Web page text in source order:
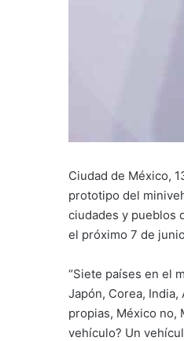
Ciudad de México,
prototipo del
ciudades y pueblos
el próximo 7 de
“Siete países en el
Japón, Corea, India,
propias, México no,
vehículo? Un